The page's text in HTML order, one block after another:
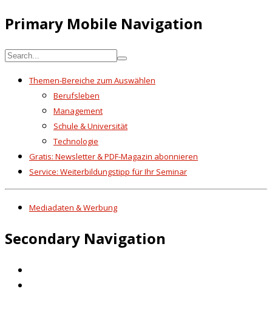
Primary Mobile Navigation
Themen-Bereiche zum Auswählen
Berufsleben
Management
Schule & Universität
Technologie
Gratis: Newsletter & PDF-Magazin abonnieren
Service: Weiterbildungstipp für Ihr Seminar
Mediadaten & Werbung
Secondary Navigation